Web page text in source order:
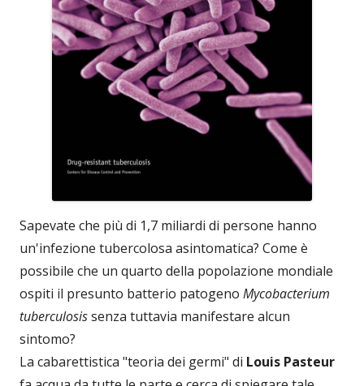
Sapevate che più di 1,7 miliardi di persone hanno
un'infezione tubercolosa asintomatica? Come è
possibile che un quarto della popolazione mondiale
ospiti il ​​presunto batterio patogeno Mycobacterium
tuberculosissenza tuttavia manifestare alcun
sintomo?
La cabarettistica "teoria dei germi" di Louis Pasteur